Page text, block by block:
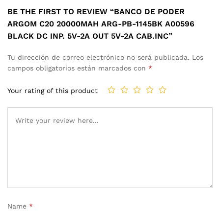
BE THE FIRST TO REVIEW “BANCO DE PODER
ARGOM C20 20000MAH ARG-PB-1145BK A00596
BLACK DC INP. 5V-2A OUT 5V-2A CAB.INC”
Tu dirección de correo electrónico no será publicada. Los
campos obligatorios están marcados con *
Your rating of this product
Name *